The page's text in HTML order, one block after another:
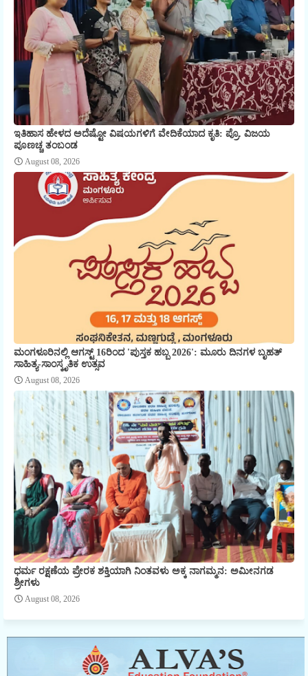
ಇತಿಹಾಸ ಹೇಳದ ಅದೆಷ್ಟೋ ವಿಷಯಗಳಿಗೆ ವೇದಿಕೆಯಾದ ಕೃತಿ: ಪ್ರೊ. ವಿಜಯ
ಪೂಣಚ್ಚ ತಂಬಂಡ
August 08, 2026
ಮಂಗಳೂರಿನಲ್ಲಿ ಆಗಸ್ಟ್ 16ರಿಂದ 'ಪುಸ್ತಕ ಹಬ್ಬ 2026': ಮೂರು ದಿನಗಳ ಬೃಹತ್
ಸಾಹಿತ್ಯ-ಸಾಂಸ್ಕೃತಿಕ ಉತ್ಸವ
August 08, 2026
ಧರ್ಮ ರಕ್ಷಣೆಯ ಪ್ರೇರಕ ಶಕ್ತಿಯಾಗಿ ನಿಂತವಳು ಅಕ್ಕ ನಾಗಮ್ಮನ: ಅಮೀನಗಡ
ಶ್ರೀಗಳು
August 08, 2026